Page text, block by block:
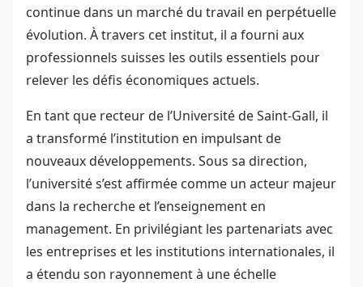
continue dans un marché du travail en perpétuelle
évolution. À travers cet institut, il a fourni aux
professionnels suisses les outils essentiels pour
relever les défis économiques actuels.
En tant que recteur de l’Université de Saint-Gall, il
a transformé l’institution en impulsant de
nouveaux développements. Sous sa direction,
l’université s’est affirmée comme un acteur majeur
dans la recherche et l’enseignement en
management. En privilégiant les partenariats avec
les entreprises et les institutions internationales, il
a étendu son rayonnement à une échelle